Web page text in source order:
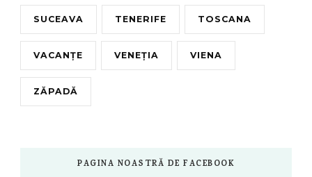
SUCEAVA TENERIFE TOSCANA
VACANȚE VENEȚIA VIENA
ZĂPADĂ
PAGINA NOASTRĂ DE FACEBOOK